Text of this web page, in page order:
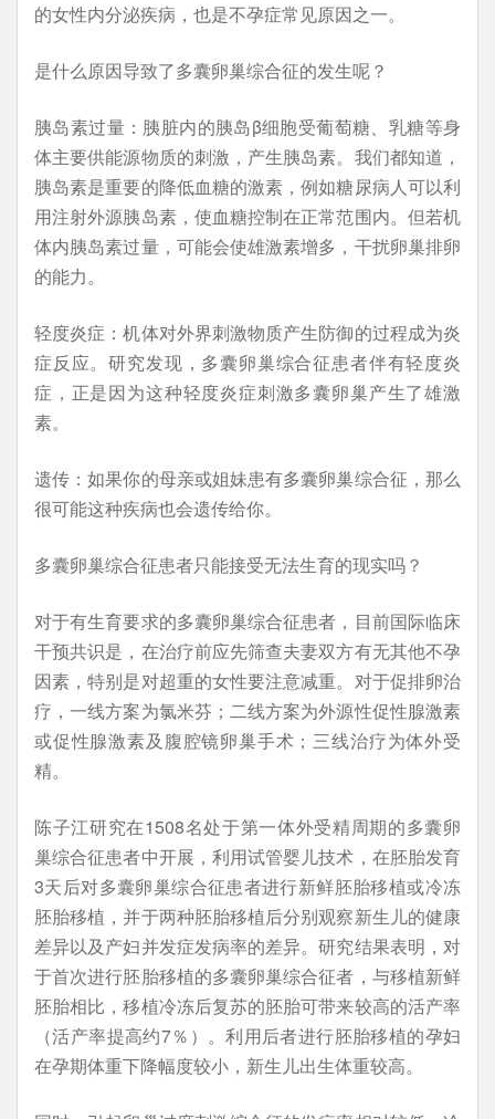
的女性内分泌疾病，也是不孕症常见原因之一。
是什么原因导致了多囊卵巢综合征的发生呢？
胰岛素过量：胰脏内的胰岛β细胞受葡萄糖、乳糖等身
体主要供能源物质的刺激，产生胰岛素。我们都知道，
胰岛素是重要的降低血糖的激素，例如糖尿病人可以利
用注射外源胰岛素，使血糖控制在正常范围内。但若机
体内胰岛素过量，可能会使雄激素增多，干扰卵巢排卵
的能力。
轻度炎症：机体对外界刺激物质产生防御的过程成为炎
症反应。研究发现，多囊卵巢综合征患者伴有轻度炎
症，正是因为这种轻度炎症刺激多囊卵巢产生了雄激
素。
遗传：如果你的母亲或姐妹患有多囊卵巢综合征，那么
很可能这种疾病也会遗传给你。
多囊卵巢综合征患者只能接受无法生育的现实吗？
对于有生育要求的多囊卵巢综合征患者，目前国际临床
干预共识是，在治疗前应先筛查夫妻双方有无其他不孕
因素，特别是对超重的女性要注意减重。对于促排卵治
疗，一线方案为氯米芬；二线方案为外源性促性腺激素
或促性腺激素及腹腔镜卵巢手术；三线治疗为体外受
精。
陈子江研究在1508名处于第一体外受精周期的多囊卵
巢综合征患者中开展，利用试管婴儿技术，在胚胎发育
3天后对多囊卵巢综合征患者进行新鲜胚胎移植或冷冻
胚胎移植，并于两种胚胎移植后分别观察新生儿的健康
差异以及产妇并发症发病率的差异。研究结果表明，对
于首次进行胚胎移植的多囊卵巢综合征者，与移植新鲜
胚胎相比，移植冷冻后复苏的胚胎可带来较高的活产率
（活产率提高约7％）。利用后者进行胚胎移植的孕妇
在孕期体重下降幅度较小，新生儿出生体重较高。